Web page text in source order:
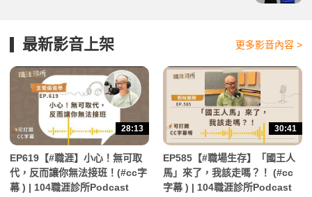
最新影音上架 更多影音內容 >
28:13
EP619【#職涯】小心！無可取
代，反而讓你無法接班！(#cc字
幕 ) | 104職涯診所Podcast
30:41
EP585【#職場生存】「國王人
馬」來了，我該走嗎？！ (#cc
字幕 ) | 104職涯診所Podcast